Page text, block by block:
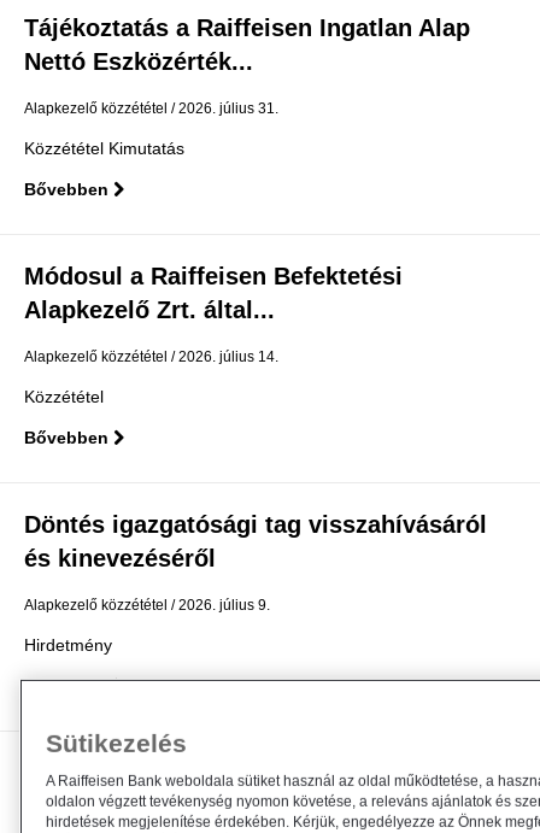
Tájékoztatás a Raiffeisen Ingatlan Alap
Nettó Eszközérték...
Alapkezelő közzététel 2026. július 31.
Közzététel Kimutatás
Bővebben
Módosul a Raiffeisen Befektetési
Alapkezelő Zrt. által...
Alapkezelő közzététel 2026. július 14.
Közzététel
Bővebben
Döntés igazgatósági tag visszahívásáról
és kinevezéséről
Alapkezelő közzététel 2026. július 9.
Hirdetmény
Bővebben
Módosul a Raiffeisen Befektetési
Alapkezelő Zrt. által...
Sütikezelés
A Raiffeisen Bank weboldala sütiket használ az oldal működtetése, a
oldalon végzett tevékenység nyomon követése, a releváns ajánlatok és
hirdetések megjelenítése érdekében. Kérjük, engedélyezze az Önnek